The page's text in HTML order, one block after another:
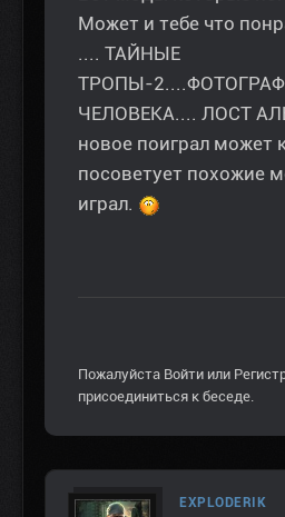
Может и тебе что
.... ТАЙНЫЕ
ТРОПЫ-
ЧЕЛОВЕКА.... ЛОСТ
новое поиграл может
посоветует похожие
играл.
Пожалуйста Войти или
присоединиться к беседе.
EXPLODERIK